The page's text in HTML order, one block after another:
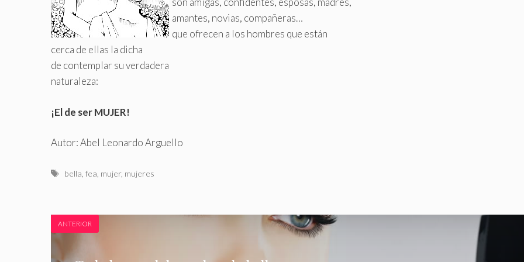
amantes, novias, compañeras…
que ofrecen a los hombres que están
cerca de ellas la dicha
de contemplar su verdadera
naturaleza:
¡El de ser MUJER!
Autor: Abel Leonardo Arguello
Etiquetas
bella ,fea mujer, mujeres
ANTERIOR